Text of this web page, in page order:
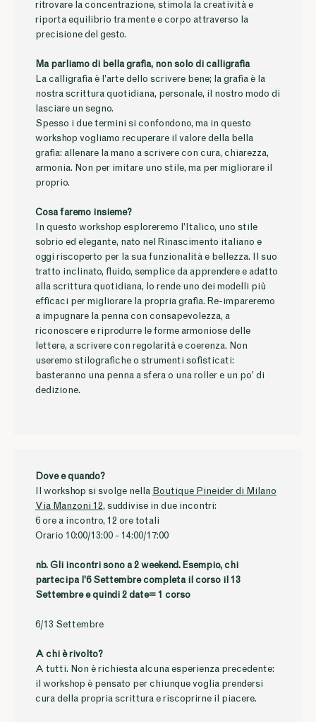
ritrovare la concentrazione, stimola la creatività e
riporta equilibrio tra mente e corpo attraverso la
precisione del gesto.
Ma parliamo di bella grafia, non solo di calligrafia
La calligrafia è l’arte dello scrivere bene; la grafia è la
nostra scrittura quotidiana, personale, il nostro modo di
lasciare un segno.
Spesso i due termini si confondono, ma in questo
workshop vogliamo recuperare il valore della bella
grafia: allenare la mano a scrivere con cura, chiarezza,
armonia. Non per imitare uno stile, ma per migliorare il
proprio.
Cosa faremo insieme?
In questo workshop esploreremo l’Italico, uno stile
sobrio ed elegante, nato nel Rinascimento italiano e
oggi riscoperto per la sua funzionalità e bellezza. Il suo
tratto inclinato, fluido, semplice da apprendere e adatto
alla scrittura quotidiana, lo rende uno dei modelli più
efficaci per migliorare la propria grafia. Re-impareremo
a impugnare la penna con consapevolezza, a
riconoscere e riprodurre le forme armoniose delle
lettere, a scrivere con regolarità e coerenza. Non
useremo stilografiche o strumenti sofisticati:
basteranno una penna a sfera o una roller e un po’ di
dedizione.
Dove e quando?
Il workshop si svolge nella Boutique Pineider di Milano
Via Manzoni 12, suddivise in due incontri:
6 ore a incontro, 12 ore totali
Orario 10:00/13:00 - 14:00/17:00
nb. Gli incontri sono a 2 weekend. Esempio, chi
partecipa l'6 Settembre completa il corso il 13
Settembre e quindi 2 date= 1 corso
6/13 Settembre
A chi è rivolto?
A tutti. Non è richiesta alcuna esperienza precedente:
il workshop è pensato per chiunque voglia prendersi
cura della propria scrittura e riscoprirne il piacere.